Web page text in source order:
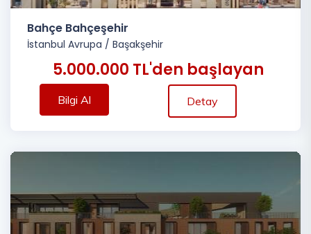
Bahçe Bahçeşehir
İstanbul Avrupa / Başakşehir
5.000.000 TL'den başlayan
Bilgi Al Detay